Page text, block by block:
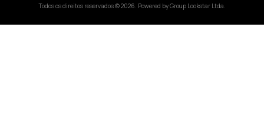
Todos os direitos reservados © 2026. Powered by Group Lookstar Ltda.